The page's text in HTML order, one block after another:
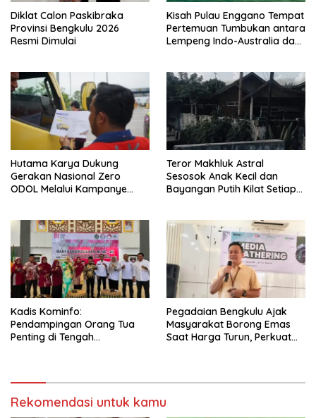
Diklat Calon Paskibraka
Provinsi Bengkulu 2026
Resmi Dimulai
Kisah Pulau Enggano Tempat
Pertemuan Tumbukan antara
Lempeng Indo-Australia dan
Terjadi Pelepasan Energi
Mendadak Potensi Gempa
8.4 SR dan Picu Tsunami 15
Meter
Hutama Karya Dukung
Gerakan Nasional Zero
ODOL Melalui Kampanye
Teror Makhluk Astral
Sesosok Anak Kecil dan
Bayangan Putih Kilat Setiap
Kadis Kominfo:
Pendampingan Orang Tua
Penting di Tengah
Pegadaian Bengkulu Ajak
Masyarakat Borong Emas
Saat Harga Turun, Perkuat
Rekomendasi untuk kamu